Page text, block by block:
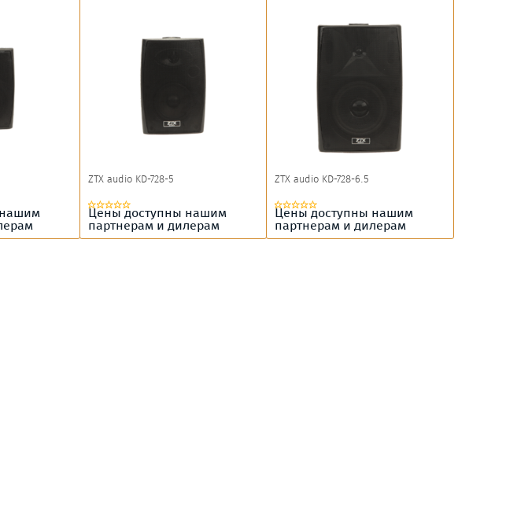
ZTX audio KD-728-5
Цены доступны нашим
партнерам и дилерам
ZTX audio KD-728-6.5
Цены доступны нашим
партнерам и дилерам